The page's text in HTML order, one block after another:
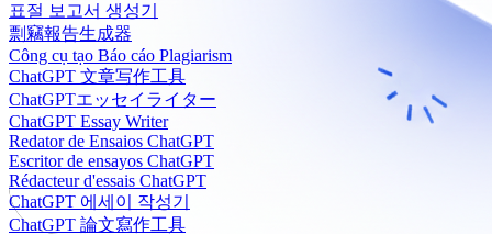
표절 보고서 생성기
剽竊報告生成器
Công cụ tạo Báo cáo Plagiarism
ChatGPT 文章写作工具
ChatGPTエッセイライター
ChatGPT Essay Writer
Redator de Ensaios ChatGPT
Escritor de ensayos ChatGPT
Rédacteur d'essais ChatGPT
ChatGPT 에세이 작성기
ChatGPT 論文寫作工具